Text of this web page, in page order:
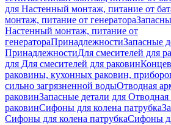
для Настенный монтаж, питание от
монтаж, питание от генератора
Настенный монтаж, питание от
генератораПринадлежностиЗапасные
ПринадлежностиДля смесителей для
для Для смесителей для раковин
раковины, кухонных раковин,
сильно загрязненной водыОтводная
раковинЗапасные детали для Отводная
раковинСифоны для колена патрубка
Сифоны для колена патрубкаСифоны